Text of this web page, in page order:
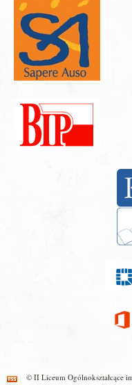
© II Liceum Ogólnokształcące